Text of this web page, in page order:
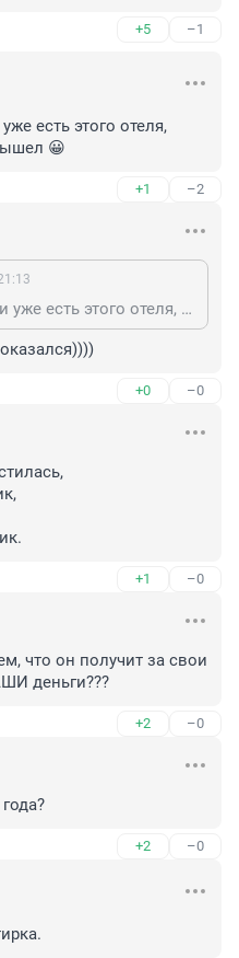
+5 –1
есть этого отеля,
😀
+1 –2
PutniyMan, "живые" фотки уже есть этого отеля, отличный Arkash Palace вышел 😀
+0 –0
+1 –0
что он получит за свои
деньги???
+2 –0
+2 –0